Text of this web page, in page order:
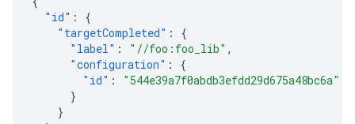
"id" :
{
"targetCompleted" :
{
"label" : "//foo:foo_lib" ,
"configuration" :
{
"id" :
"544e39a7f0abdb3efdd29d675a48bc6a"
}
}